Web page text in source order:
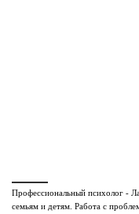
Профессиональный психолог -
семьям и детям. Работа с